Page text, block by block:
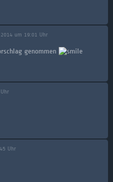
um 19:01 Uhr
genommen
Uhr